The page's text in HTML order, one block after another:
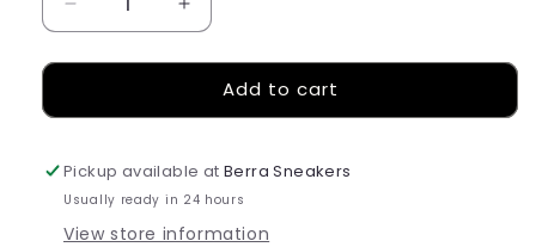
Decrease
quantity
for
Hoesje
Jordan
1
Blauw
Increase
quantity
for
AirPod
Hoesje
Jordan
1
Add to cart
Pickup available atBerra Sneakers
Usually ready in 24 hours
View store information